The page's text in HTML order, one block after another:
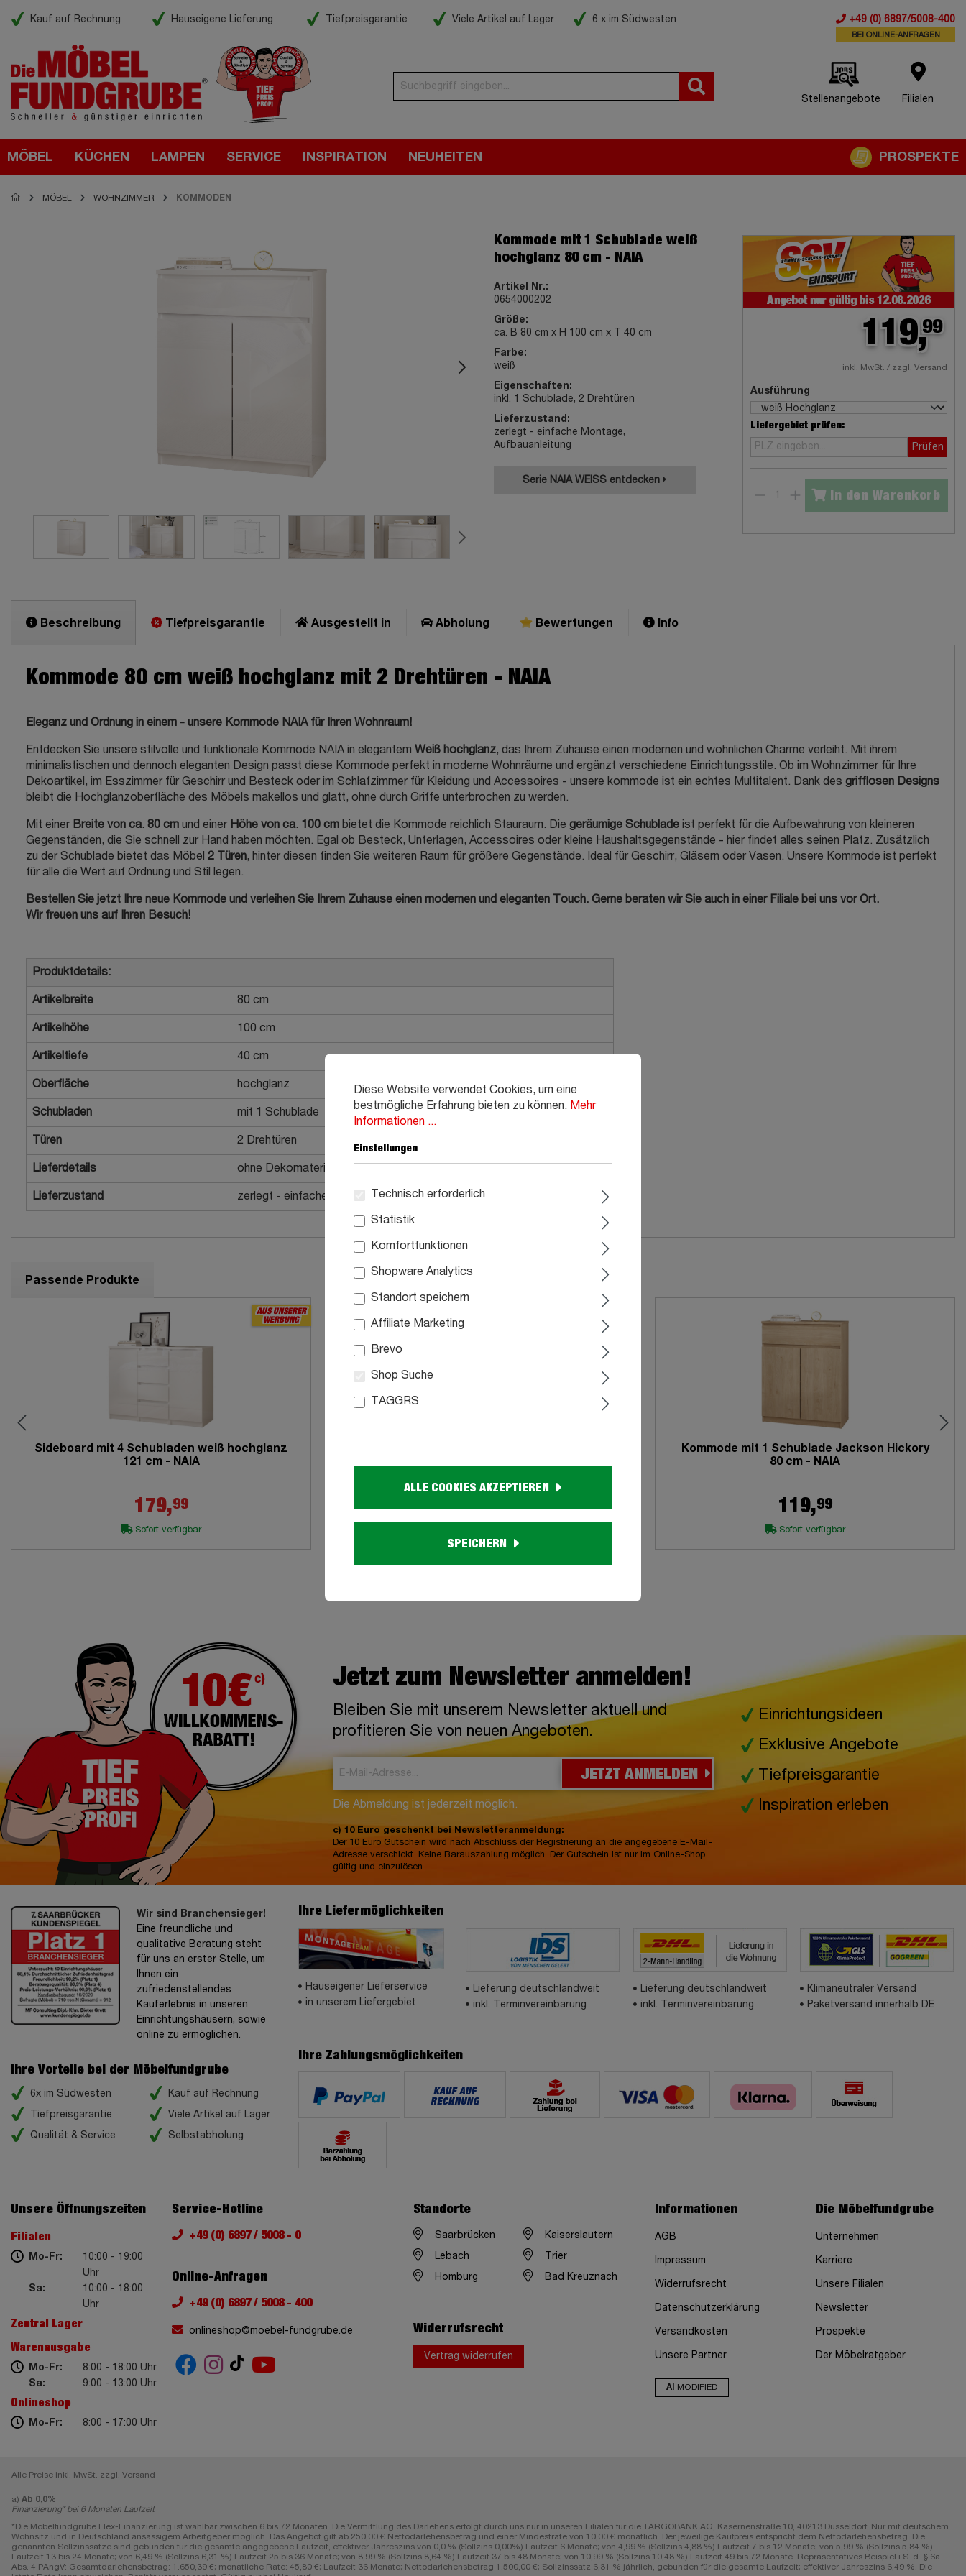
Kauf auf Rechnung Hauseigene Lieferung Tiefpreisgarantie Viele Artikel auf Lager 6 x im Südwesten +49 (0) 6897/5008-400
BEI ONLINE-ANFRAGEN
Stellenangebote Filialen
MÖBEL KÜCHEN LAMPEN SERVICE INSPIRATION NEUHEITEN PROSPEKTE
MÖBEL WOHNZIMMER KOMMODEN
Kommode mit 1 Schublade weiß
hochglanz 80 cm - NAIA
Artikel Nr.:
0654000202
Größe:
ca. B 80 cm x H 100 cm x T 40 cm
Farbe:
weiß
Eigenschaften:
inkl. 1 Schublade, 2 Drehtüren
Lieferzustand:
zerlegt - einfache Montage,
Aufbauanleitung
Serie NAIA WEISS entdecken
119,99
inkl. MwSt. / zzgl. Versand
Ausführung
Liefergebiet prüfen:
Prüfen
In den Warenkorb
Beschreibung Tiefpreisgarantie Ausgestellt in Abholung Bewertungen Info
Kommode 80 cm weiß hochglanz mit 2 Drehtüren - NAIA
Eleganz und Ordnung in einem - unsere Kommode NAIA für Ihren Wohnraum!
Entdecken Sie unsere stilvolle und funktionale Kommode NAIA in elegantem Weiß hochglanz, das Ihrem Zuhause einen modernen und wohnlichen Charme verleiht. Mit ihrem
minimalistischen und dennoch eleganten Design passt diese Kommode perfekt in moderne Wohnräume und ergänzt verschiedene Einrichtungsstile. Ob im Wohnzimmer für Ihre
Dekoartikel, im Esszimmer für Geschirr und Besteck oder im Schlafzimmer für Kleidung und Accessoires - unsere kommode ist ein echtes Multitalent. Dank des grifflosen Designs
bleibt die Hochglanzoberfläche des Möbels makellos und glatt, ohne durch Griffe unterbrochen zu werden.
Mit einer Breite von ca. 80 cm und einer Höhe von ca. 100 cm bietet die Kommode reichlich Stauraum. Die geräumige Schublade ist perfekt für die Aufbewahrung von kleineren
Gegenständen, die Sie schnell zur Hand haben möchten. Egal ob Besteck, Unterlagen, Accessoires oder kleine Haushaltsgegenstände - hier findet alles seinen Platz. Zusätzlich
zu der Schublade bietet das Möbel 2 Türen, hinter diesen finden Sie weiteren Raum für größere Gegenstände. Ideal für Geschirr, Gläsern oder Vasen. Unsere Kommode ist perfekt
für alle die Wert auf Ordnung und Stil legen.
Bestellen Sie jetzt Ihre neue Kommode und verleihen Sie Ihrem Zuhause einen modernen und eleganten Touch. Gerne beraten wir Sie auch in einer Filiale bei uns vor Ort.
Wir freuen uns auf Ihren Besuch!
Produktdetails:
Artikelbreite 80 cm
Artikelhöhe 100 cm
Artikeltiefe 40 cm
Oberfläche hochglanz
Schubladen mit 1 Schublade
Türen 2 Drehtüren
Lieferdetails ohne Dekomaterial
Lieferzustand zerlegt - einfache Montage, Aufbauanleitung
Passende Produkte
AUS UNSERER
WERBUNG
Sideboard mit 4 Schubladen weiß hochglanz
121 cm - NAIA
179,99
Sofort verfügbar
WERBUNG
179,
Kommode mit 1 Schublade Jackson Hickory
80 cm - NAIA
119,99
Sofort verfügbar
Jetzt zum Newsletter anmelden!
Bleiben Sie mit unserem Newsletter aktuell und
profitieren Sie von neuen Angeboten.
JETZT ANMELDEN
Die Abmeldung ist jederzeit möglich.
c) 10 Euro geschenkt bei Newsletteranmeldung:
Der 10 Euro Gutschein wird nach Abschluss der Registrierung an die angegebene E-Mail-
Adresse verschickt. Keine Barauszahlung möglich. Der Gutschein ist nur im Online-Shop
gültig und einzulösen.
Einrichtungsideen
Exklusive Angebote
Tiefpreisgarantie
Inspiration erleben
Wir sind Branchensieger!
Eine freundliche und
qualitative Beratung steht
für uns an erster Stelle, um
Ihnen ein
zufriedenstellendes
Kauferlebnis in unseren
Einrichtungshäusern, sowie
online zu ermöglichen.
Ihre Vorteile bei der Möbelfundgrube
6x im Südwesten
Tiefpreisgarantie
Qualität & Service
Kauf auf Rechnung
Viele Artikel auf Lager
Selbstabholung
Ihre Liefermöglichkeiten
Hauseigener Lieferservice
in unserem Liefergebiet
Lieferung deutschlandweit
inkl. Terminvereinbarung
Lieferung deutschlandweit
inkl. Terminvereinbarung
Klimaneutraler Versand
Paketversand innerhalb DE
Ihre Zahlungsmöglichkeiten
Unsere Öffnungszeiten
Filialen
Mo-Fr:
10:00 - 19:00
Uhr
Sa:
10:00 - 18:00
Uhr
Zentral Lager
Warenausgabe
Mo-Fr:
8:00 - 18:00 Uhr
Sa:
9:00 - 13:00 Uhr
Onlineshop
Mo-Fr: 8:00 - 17:00 Uhr
Service-Hotline
+49 (0) 6897 / 5008 - 0
Online-Anfragen
+49 (0) 6897 / 5008 - 400
onlineshop@moebel-fundgrube.de
Standorte
Saarbrücken Kaiserslautern
Lebach Trier
Homburg Bad Kreuznach
Widerrufsrecht
Vertrag widerrufen
Informationen
AGB
Impressum
Widerrufsrecht
Datenschutzerklärung
Versandkosten
Unsere Partner
AI MODIFIED
Die Möbelfundgrube
Unternehmen
Karriere
Unsere Filialen
Newsletter
Prospekte
Der Möbelratgeber
Alle Preise inkl. MwSt. zzgl. Versand
a) Ab 0,0%
Finanzierung* bei 6 Monaten Laufzeit
*Die Möbelfundgrube Flex-Finanzierung ist wählbar zwischen 6 bis 72 Monaten. Die Vermittlung des Darlehens erfolgt durch uns nur in unseren Filialen für die TARGOBANK AG, Kasernenstraße 10, 40213 Düsseldorf. Nur mit deutschem
Wohnsitz und in Deutschland ansässigem Arbeitgeber möglich. Das Angebot gilt ab 250,00 € Nettodarlehensbetrag und einer Mindestrate von 10,00 € monatlich. Der jeweilige Kaufpreis entspricht dem Nettodarlehensbetrag. Die
genannten Sollzinssätze sind gebunden für die gesamte angegebene Laufzeit, effektiver Jahreszins von 0,0 % (Sollzins 0,00%) Laufzeit 6 Monate; von 4,99 % (Sollzins 4,88 %) Laufzeit 7 bis 12 Monate; von 5,99 % (Sollzins 5,84 %)
Laufzeit 13 bis 24 Monate; von 6,49 % (Sollzins 6,31 %) Laufzeit 25 bis 36 Monate; von 8,99 % (Sollzins 8,64 %) Laufzeit 37 bis 48 Monate; von 10,99 % (Sollzins 10,48 %) Laufzeit 49 bis 72 Monate. Repräsentatives Beispiel i.S. d. § 6a
Abs. 4 PAngV: Gesamtdarlehensbetrag: 1.650,39 €; monatliche Rate: 45,80 €; Laufzeit 36 Monate; Nettodarlehensbetrag 1.500,00 €; Sollzinssatz 6,31 % jährlich, gebunden für die gesamte Laufzeit; effektiver Jahreszins 6,49 %. Die
Diese Website verwendet Cookies, um eine
bestmögliche Erfahrung bieten zu können. Mehr
Informationen ...
Einstellungen
Technisch erforderlich
Statistik
Komfortfunktionen
Shopware Analytics
Standort speichern
Affiliate Marketing
Brevo
Shop Suche
TAGGRS
ALLE COOKIES AKZEPTIEREN
SPEICHERN